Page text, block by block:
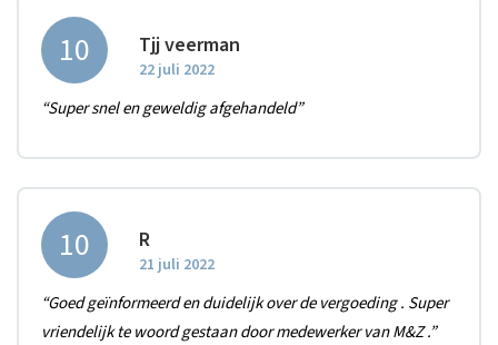
10 Tjj veerman
22 juli 2022
“Super snel en geweldig afgehandeld”
10 R
21 juli 2022
“Goed geïnformeerd en duidelijk over de vergoeding . Super
vriendelijk te woord gestaan door medewerker van M&Z .”